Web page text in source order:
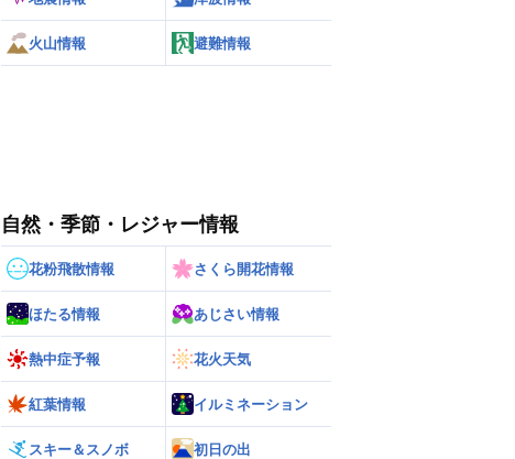
火山情報 避難情報
自然・季節・レジャー情報
花粉飛散情報 さくら開花情報
ほたる情報 あじさい情報
熱中症予報 花火天気
紅葉情報 イルミネーション
スキー＆スノボ 初日の出